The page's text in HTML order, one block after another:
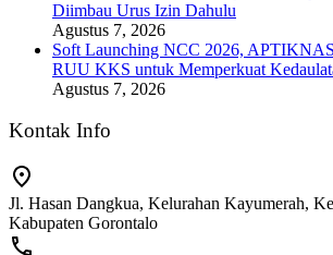
Diimbau Urus Izin Dahulu
Agustus 7, 2026
Soft Launching NCC 2026,
RUU KKS untuk Memperkuat
Agustus 7, 2026
Kontak Info
Jl. Hasan Dangkua, Kelurahan Kayumerah,
Kabupaten Gorontalo